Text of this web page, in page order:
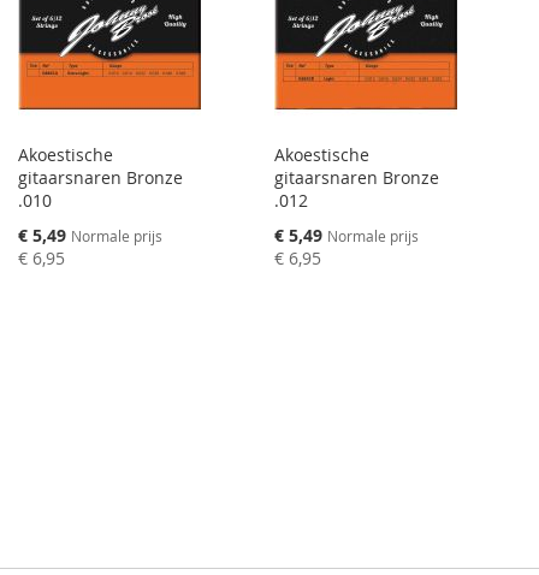
Akoestische
gitaarsnaren Bronze
.010
Speciale
prijs
€ 5,49 Normale prijs
€ 6,95
Akoestische
gitaarsnaren Bronze
.012
Speciale
prijs
€ 5,49 Normale prijs
€ 6,95